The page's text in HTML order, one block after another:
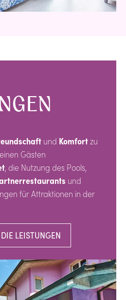
und Komfortzu
Gästen
, die Nutzung des Pools,
und
für Attraktionen in der
LEISTUNGEN